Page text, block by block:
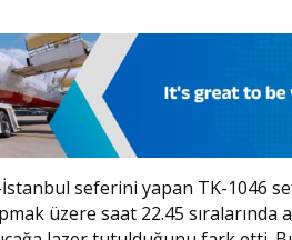
seferini yapan TK-1046
üzere saat 22.45 sıralarında